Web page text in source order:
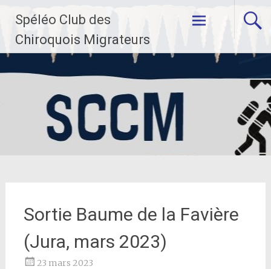
contenu
principal
Spéléo Club des
Chiroquois Migrateurs
Sortie Baume de la Favière
(Jura, mars 2023)
23 mars 2023